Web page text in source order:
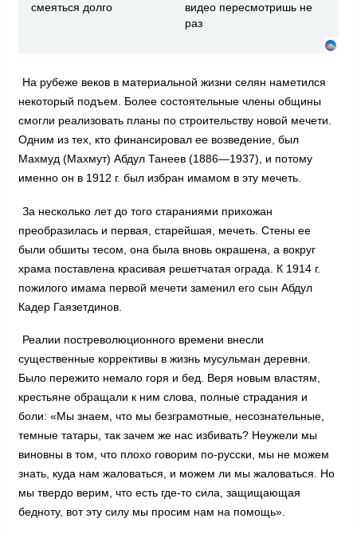
смеяться долго
видео пересмотришь не
раз
На рубеже веков в материальной жизни селян наметился
некоторый подъем. Более состоятельные члены общины
смогли реализовать планы по строительству новой мечети.
Одним из тех, кто финансировал ее возведение, был
Махмуд (Махмут) Абдул Танеев (1886—1937), и потому
именно он в 1912 г. был избран имамом в эту мечеть.
За несколько лет до того стараниями прихожан
преобразилась и первая, старейшая, мечеть. Стены ее
были обшиты тесом, она была вновь окрашена, а вокруг
храма поставлена красивая решетчатая ограда. К 1914 г.
пожилого имама первой мечети заменил его сын Абдул
Кадер Гаязетдинов.
Реалии постреволюционного времени внесли
существенные коррективы в жизнь мусульман деревни.
Было пережито немало горя и бед. Веря новым властям,
крестьяне обращали к ним слова, полные страдания и
боли: «Мы знаем, что мы безграмотные, несознательные,
темные татары, так зачем же нас избивать? Неужели мы
виновны в том, что плохо говорим по-русски, мы не можем
знать, куда нам жаловаться, и можем ли мы жаловаться. Но
мы твердо верим, что есть где-то сила, защищающая
бедноту, вот эту силу мы просим нам на помощь».